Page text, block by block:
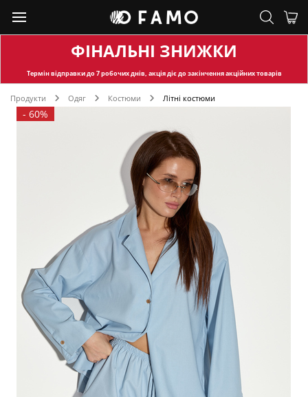
ФІНАЛЬНІ ЗНИЖКИ
Термін відправкидо 7 робочих днів, акція діє до закінчення акційних товарів
Продукти Одяг Костюми Літні костюми
- 60%